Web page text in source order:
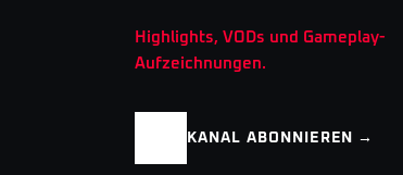
Highlights, VODs und Gameplay-
Aufzeichnungen.
KANAL ABONNIEREN →